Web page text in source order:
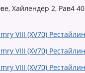
Хайлендер 2, Рав4 40